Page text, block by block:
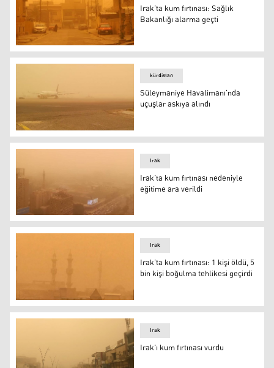
Irak’ta kum fırtınası: Sağlık Bakanlığı alarma geçti
Irak’ta kum fırtınası: Sağlık
Bakanlığı alarma geçti
Süleymaniye Havalimanı'nda uçuşlar askıya alındı
kürdistan
Süleymaniye Havalimanı'nda
uçuşlar askıya alındı
Irak’ta kum fırtınası nedeniyle eğitime ara verildi
Irak
Irak’ta kum fırtınası nedeniyle
eğitime ara verildi
Irak’ta kum fırtınası: 1 kişi öldü, 5 bin kişi boğulma
Irak
Irak’ta kum fırtınası: 1 kişi öldü, 5
bin kişi boğulma tehlikesi geçirdi
Irak
Irak'ı kum fırtınası vurdu